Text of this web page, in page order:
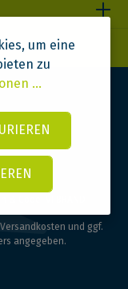
Versandkosten und ggf.
angegeben.
um eine
zu
...